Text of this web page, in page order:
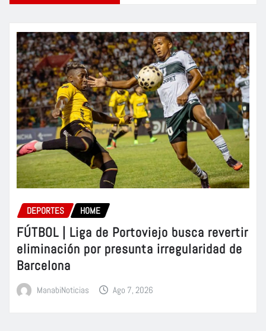
DEPORTES HOME
FÚTBOL | Liga de Portoviejo busca revertir
eliminación por presunta irregularidad de
Barcelona
ManabiNoticias Ago 7, 2026